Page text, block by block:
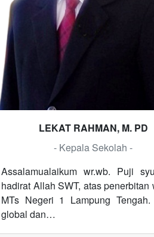
LEKAT RAHMAN, M. PD
- Kepala Sekolah -
Assalamualaikum wr.wb. Puji
hadirat Allah SWT, atas penerbitan
MTs Negeri 1 Lampung
global dan…